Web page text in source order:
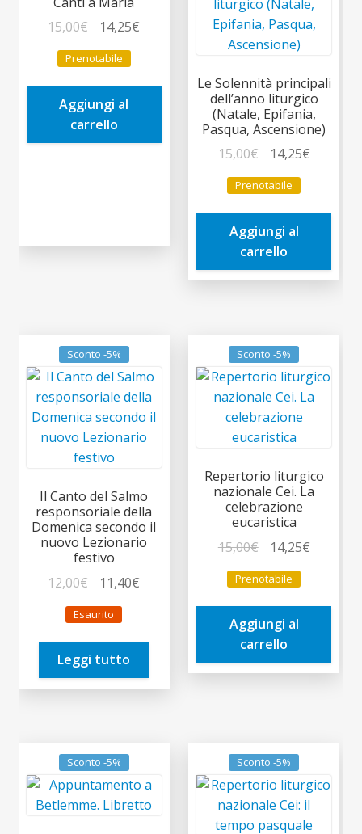
15,00€
prezzo
originale
era:
15,00€.
14,25€
è:
Prenotabile
Aggiungi al
carrello
Le Solennità principali
dell’anno liturgico
(Natale, Epifania,
Pasqua, Ascensione)
15,00€
prezzo
originale
era:
15,00€.
14,25€Il
è:
Prenotabile
Aggiungi al
carrello
Sconto -5%
Il Canto del Salmo
responsoriale della
Domenica secondo il
nuovo Lezionario
festivo
12,00€
prezzo
originale
era:
12,00€.
11,40€
è:
Esaurito
Leggi tutto
Sconto -5%
Repertorio liturgico
nazionale Cei. La
celebrazione
eucaristica
15,00€
prezzo
originale
era:
15,00€.
14,25€Il
è:
Prenotabile
Aggiungi al
carrello
Sconto -5% Sconto -5%